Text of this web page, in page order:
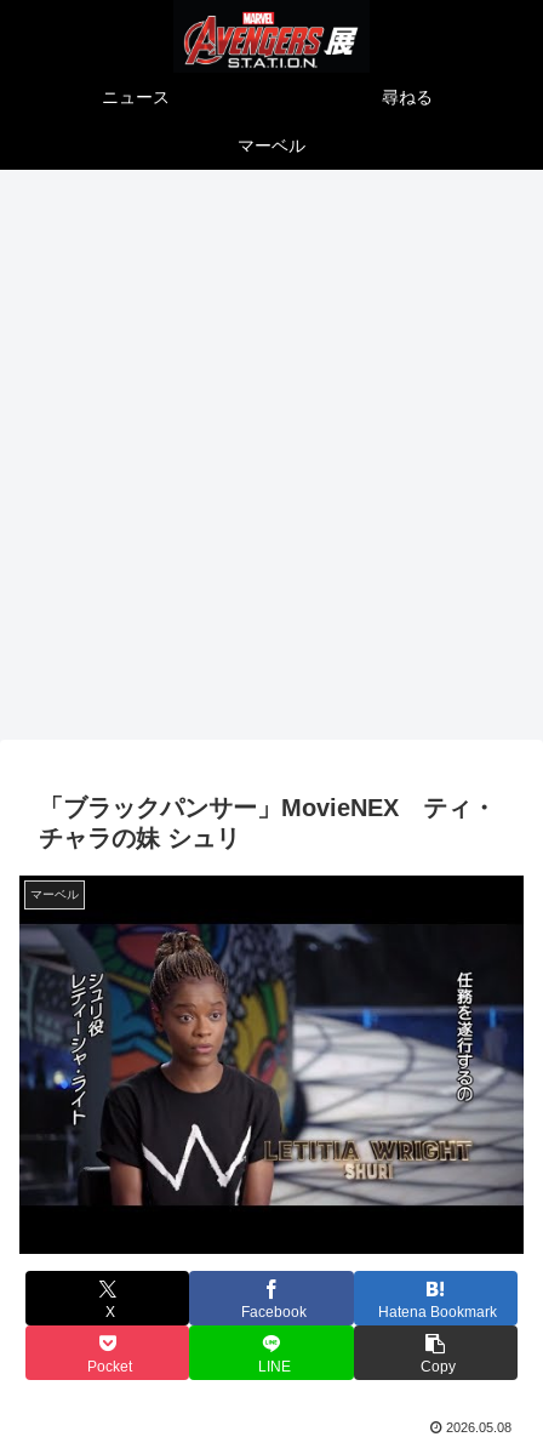
ニュース 尋ねる
マーベル
「ブラックパンサー」MovieNEX ティ・
チャラの妹 シュリ
マーベル
X Facebook Hatena Bookmark
Pocket LINE Copy
2026.05.08